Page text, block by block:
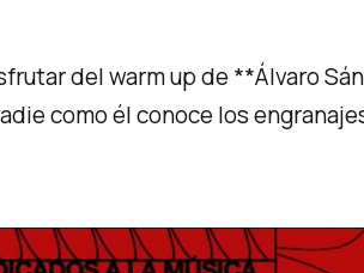
del warm up de **Álvaro
como él conoce los